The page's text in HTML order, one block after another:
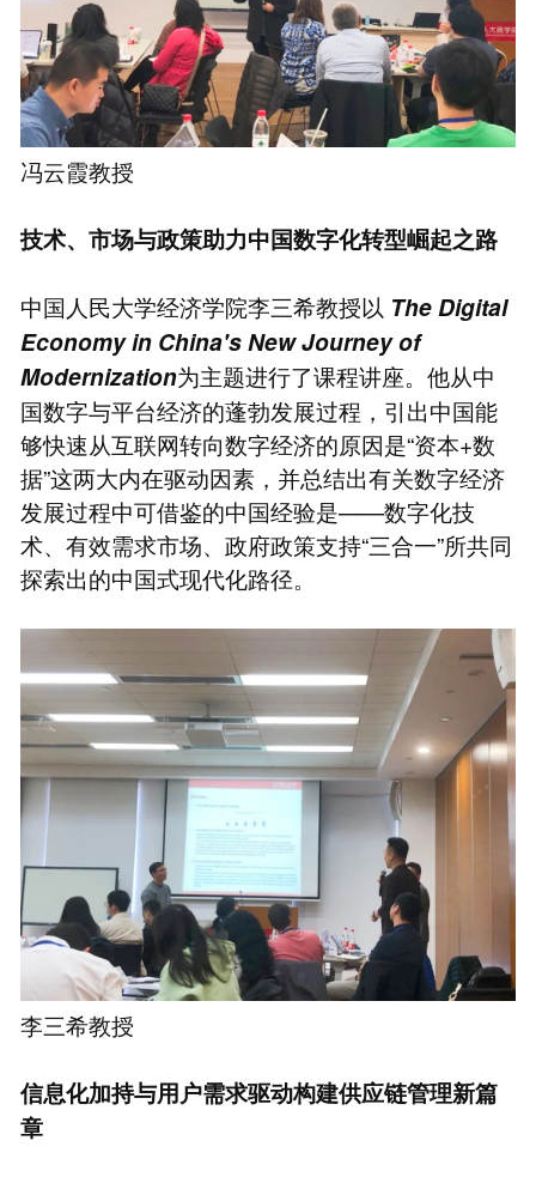
冯云霞教授
技术、市场与政策助力中国数字化转型崛起之路
中国人民大学经济学院李三希教授以 The Digital
Economy in China's New Journey of
Modernization为主题进行了课程讲座。他从中
国数字与平台经济的蓬勃发展过程，引出中国能
够快速从互联网转向数字经济的原因是“资本+数
据”这两大内在驱动因素，并总结出有关数字经济
发展过程中可借鉴的中国经验是——数字化技
术、有效需求市场、政府政策支持“三合一”所共同
探索出的中国式现代化路径。
李三希教授
信息化加持与用户需求驱动构建供应链管理新篇
章